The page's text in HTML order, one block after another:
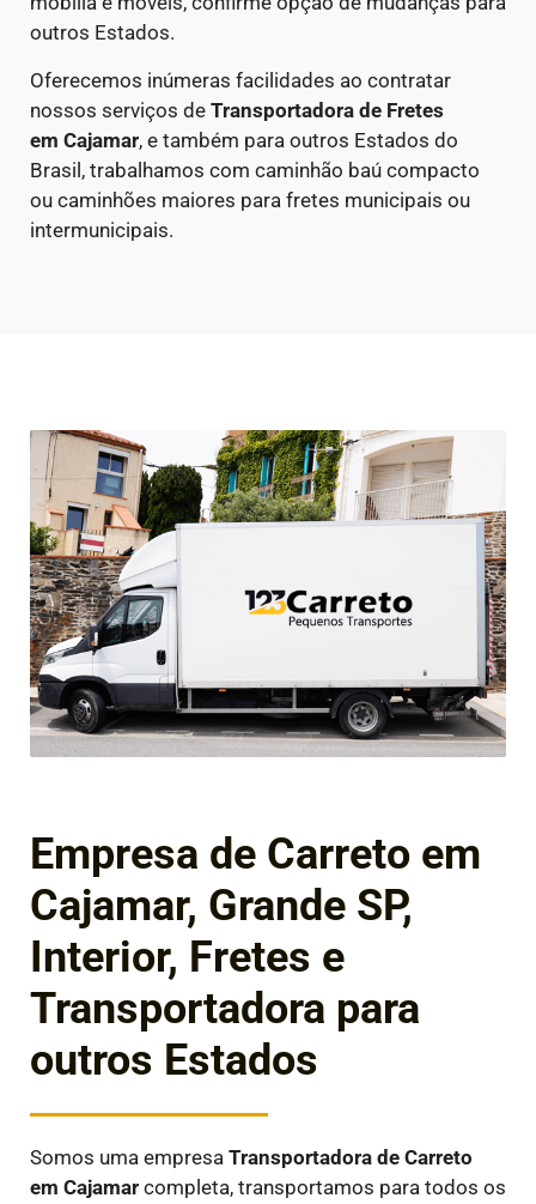
outros Estados.
Oferecemos inúmeras facilidades ao contratar
nossos serviços de Transportadora de Fretes
em Cajamar, e também para outros Estados do
Brasil, trabalhamos com caminhão baú compacto
ou caminhões maiores para fretes municipais ou
intermunicipais.
Empresa de Carreto em
Cajamar, Grande SP,
Interior, Fretes e
Transportadora para
outros Estados
Somos uma empresa Transportadora de Carreto
em Cajamar completa, transportamos para todos os